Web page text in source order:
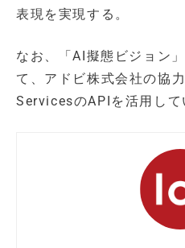
表現を実現する。
なお、「AI擬態ビジョン
て、アドビ株式会社の協
ServicesのAPIを活用して